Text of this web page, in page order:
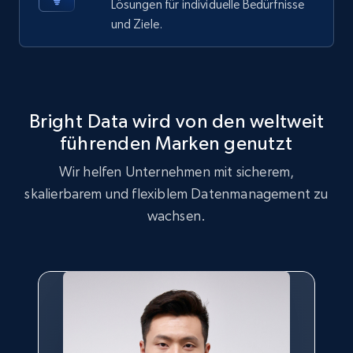
Lösungen für individuelle Bedürfnisse
und Ziele.
Bright Data wird von den weltweit
führenden Marken genutzt
Wir helfen Unternehmen mit sicherem,
skalierbarem und flexiblem Datenmanagement zu
wachsen.